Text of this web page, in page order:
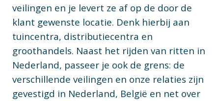
veilingen en je levert ze af op de door de
klant gewenste locatie. Denk hierbij aan
tuincentra, distributiecentra en
groothandels. Naast het rijden van ritten in
Nederland, passeer je ook de grens: de
verschillende veilingen en onze relaties zijn
gevestigd in Nederland, België en net over